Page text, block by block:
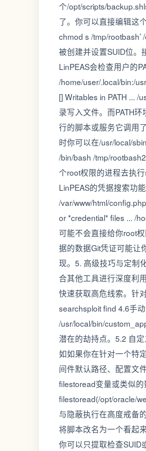
个/opt/scripts/
了。你可以直接编辑这
chmod s /tmp/
被创建并设置SUID位。
LinPEAS会检查用户的
/home/user/.local/bin:/
[] Writables in PATH ... /
录写入文件。而PATH
行的脚本或服务它调用
时你可以在/usr/local/
/bin/bash /tmp/
个root权限的进程去执
LinPEAS的凭据搜索功
/var/www/html/
or *credential* files ... /
可能不会直接给你root
据的数据Git凭证可能让
现。5. 高级技巧与定制
合其他工具进行深度利
快速获取高危线索。针
searchsploit find 4.6手
/usr/local/bin/
潜在的劫持点。5.2 自
如如果你在针对一个特
间件默认路径、配置文
filestoread变量或类似
filestoread(/opt/oracle/
与隐蔽执行在高度戒备
将脚本改名为一个看起
你可以只提取检查SUID